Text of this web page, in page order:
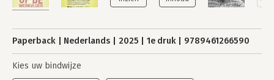
Paperback Nederlands 2025 1e druk 9789461266590
Kies uw bindwijze